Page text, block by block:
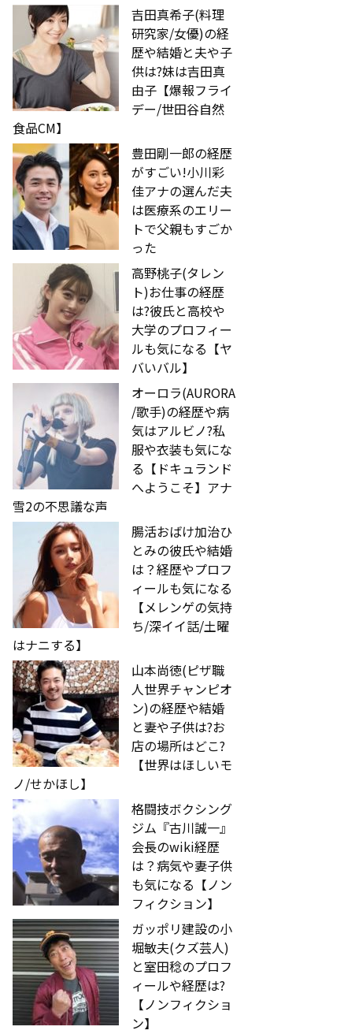
吉田真希子(料理
研究家/女優)の経
歴や結婚と夫や子
供は?妹は吉田真
由子【爆報フライ
デー/世田谷自然
食品CM】
豊田剛一郎の経歴
がすごい!小川彩
佳アナの選んだ夫
は医療系のエリー
トで父親もすごか
った
高野桃子(タレン
ト)お仕事の経歴
は?彼氏と高校や
大学のプロフィー
ルも気になる【ヤ
バいバル】
オーロラ(AURORA
/歌手)の経歴や病
気はアルビノ?私
服や衣装も気にな
る【ドキュランド
へようこそ】アナ
雪2の不思議な声
腸活おばけ加治ひ
とみの彼氏や結婚
は？経歴やプロフ
ィールも気になる
【メレンゲの気持
ち/深イイ話/土曜
はナニする】
山本尚徳(ピザ職
人世界チャンピオ
ン)の経歴や結婚
と妻や子供は?お
店の場所はどこ?
【世界はほしいモ
ノ/せかほし】
格闘技ボクシング
ジム『古川誠一』
会長のwiki経歴
は？病気や妻子供
も気になる【ノン
フィクション】
ガッポリ建設の小
堀敏夫(クズ芸人)
と室田稔のプロフ
ィールや経歴は?
【ノンフィクショ
ン】